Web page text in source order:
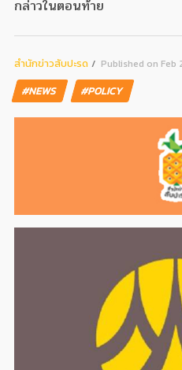
กล่าวในตอนท้าย
สํานักข่าวสับปะรด Published on Feb
#NEWS #POLICY